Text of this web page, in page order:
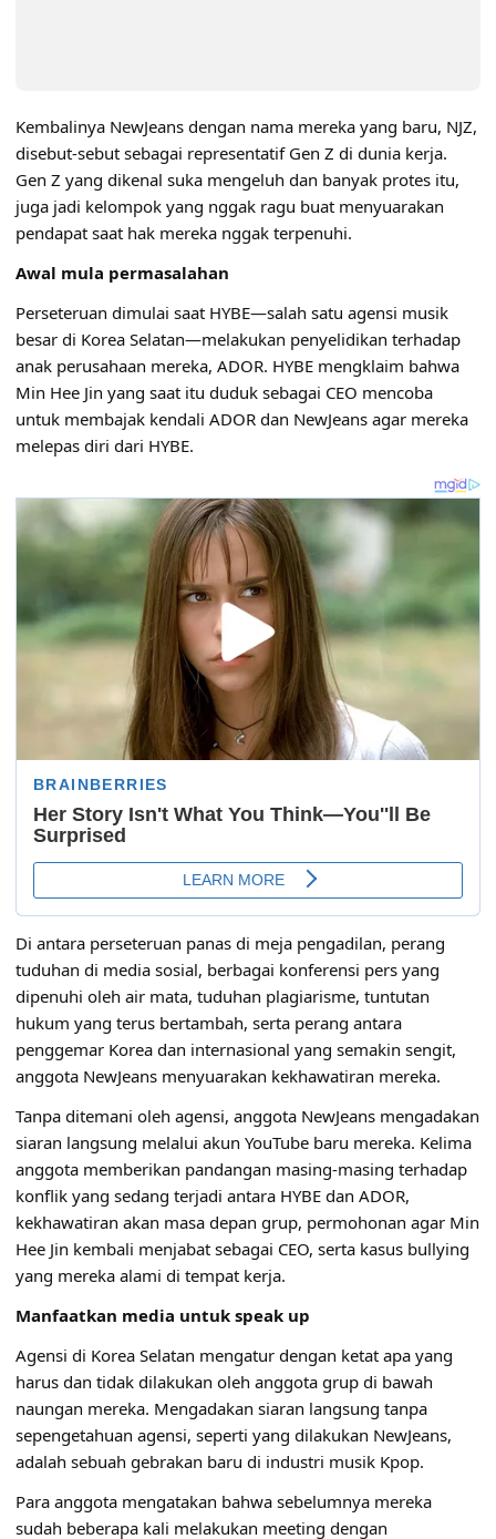
Kembalinya NewJeans dengan nama mereka yang baru, NJZ,
disebut-sebut sebagai representatif Gen Z di dunia kerja.
Gen Z yang dikenal suka mengeluh dan banyak protes itu,
juga jadi kelompok yang nggak ragu buat menyuarakan
pendapat saat hak mereka nggak terpenuhi.
Awal mula permasalahan
Perseteruan dimulai saat HYBE—salah satu agensi musik
besar di Korea Selatan—melakukan penyelidikan terhadap
anak perusahaan mereka, ADOR. HYBE mengklaim bahwa
Min Hee Jin yang saat itu duduk sebagai CEO mencoba
untuk membajak kendali ADOR dan NewJeans agar mereka
melepas diri dari HYBE.
Di antara perseteruan panas di meja pengadilan, perang
tuduhan di media sosial, berbagai konferensi pers yang
dipenuhi oleh air mata, tuduhan plagiarisme, tuntutan
hukum yang terus bertambah, serta perang antara
penggemar Korea dan internasional yang semakin sengit,
anggota NewJeans menyuarakan kekhawatiran mereka.
Tanpa ditemani oleh agensi, anggota NewJeans mengadakan
siaran langsung melalui akun YouTube baru mereka. Kelima
anggota memberikan pandangan masing-masing terhadap
konflik yang sedang terjadi antara HYBE dan ADOR,
kekhawatiran akan masa depan grup, permohonan agar Min
Hee Jin kembali menjabat sebagai CEO, serta kasus bullying
yang mereka alami di tempat kerja.
Manfaatkan media untuk speak up
Agensi di Korea Selatan mengatur dengan ketat apa yang
harus dan tidak dilakukan oleh anggota grup di bawah
naungan mereka. Mengadakan siaran langsung tanpa
sepengetahuan agensi, seperti yang dilakukan NewJeans,
adalah sebuah gebrakan baru di industri musik Kpop.
Para anggota mengatakan bahwa sebelumnya mereka
sudah beberapa kali melakukan meeting dengan